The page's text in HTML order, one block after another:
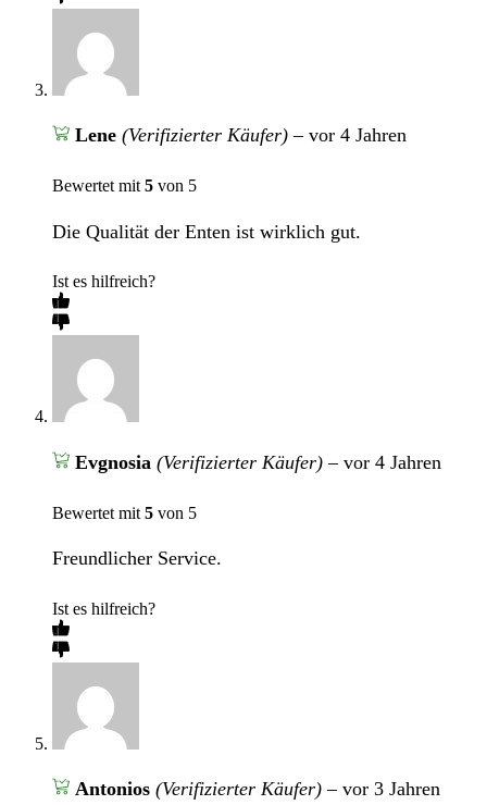
Lene (Verifizierter Käufer) – vor 4 Jahren
Bewertet mit 5 von 5
Die Qualität der Enten ist wirklich gut.
Ist es hilfreich?
Evgnosia (Verifizierter Käufer) – vor 4 Jahren
Bewertet mit 5 von 5
Freundlicher Service.
Ist es hilfreich?
Antonios (Verifizierter Käufer) – vor 3 Jahren